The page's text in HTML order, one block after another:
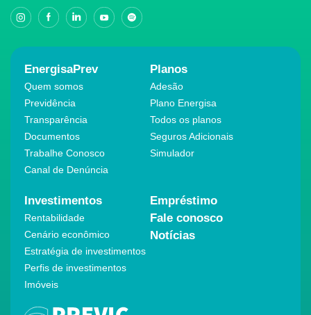
EnergisaPrev
Quem somos
Previdência
Transparência
Documentos
Trabalhe Conosco
Canal de Denúncia
Planos
Adesão
Plano Energisa
Todos os planos
Seguros Adicionais
Simulador
Investimentos
Rentabilidade
Cenário econômico
Estratégia de investimentos
Perfis de investimentos
Imóveis
Empréstimo
Fale conosco
Notícias